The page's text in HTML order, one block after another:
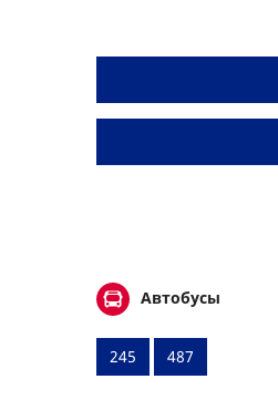
Автобусы
245 487